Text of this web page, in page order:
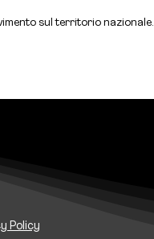
sul territorio nazionale.
Policy